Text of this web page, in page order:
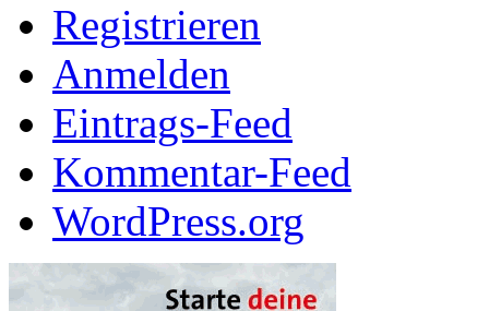
Registrieren
Anmelden
Eintrags-Feed
Kommentar-Feed
WordPress.org